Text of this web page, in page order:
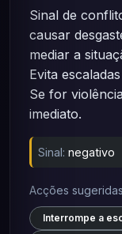
Sinal de
causar
mediar a
Evita
Se for
imediato.
Sinal: negativo
Acções
Interrompe a